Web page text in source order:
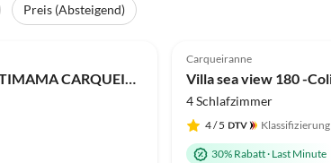
Preis (Absteigend)
Villa VILLA TITIMAMA CARQUEIRANNE
Carqueiranne
4 Schlafzimmer
4/ 5 Klassifizierung
30% Rabatt· Last Minute